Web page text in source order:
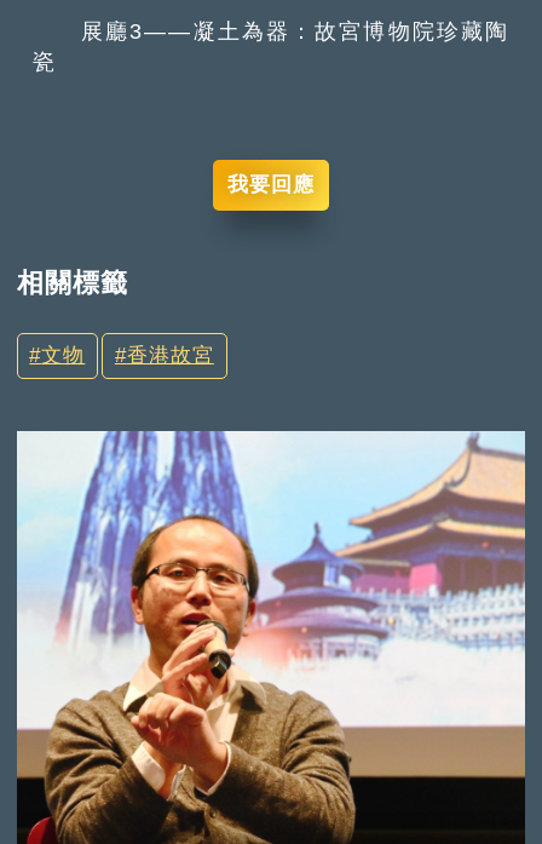
展廳3——凝土為器：故宮博物院珍藏陶
瓷
我要回應
相關標籤
文物 香港故宮